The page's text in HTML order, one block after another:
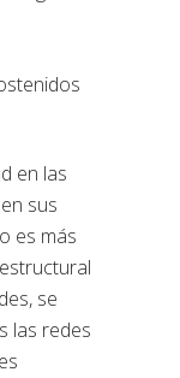
en las
sus
es más
se
las redes